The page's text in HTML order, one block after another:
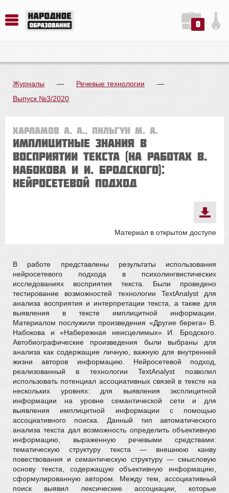
0
Журналы — Речевые технологии
—
Выпуск №3/2020
Харламов А. А., Пильгун М. А.
Имплицитные знания в
восприятии текста (на работах В.
Набокова и И. Бродского):
нейросетевой подход
Материал в открытом доступе
В работе представлены результаты использования
нейросетевого подхода в психолингвистических
исследованиях восприятия текста. Были проведено
тестирование возможностей технологии TextAnalyst для
анализа восприятия и интерпретации текста, а также для
выявления в тексте имплицитной информации.
Материалом послужили произведения «Другие берега» В.
Набокова и «Набережная неисцелимых» И. Бродского.
Автобиографические произведения были выбраны для
анализа как содержащие личную, важную для внутренней
жизни авторов информацию. Нейросетевой подход,
реализованный в технологии TextAnalyst позволил
использовать потенциал ассоциативных связей в тексте на
нескольких уровнях: для выявления эксплицитной
информации на уровне семантической сети и для
выявления имплицитной информации с помощью
ассоциативного поиска. Данный тип автоматического
анализа текста дал возможность определить объективную
информацию, выраженную речевыми средствами:
тематическую структуру текста — внешнюю канву
повествования и семантическую структуру — смысловую
основу текста, содержащую объективную информацию,
сформулированную автором. Между тем, ассоциативный
поиск выявил лексические ассоциации, которые